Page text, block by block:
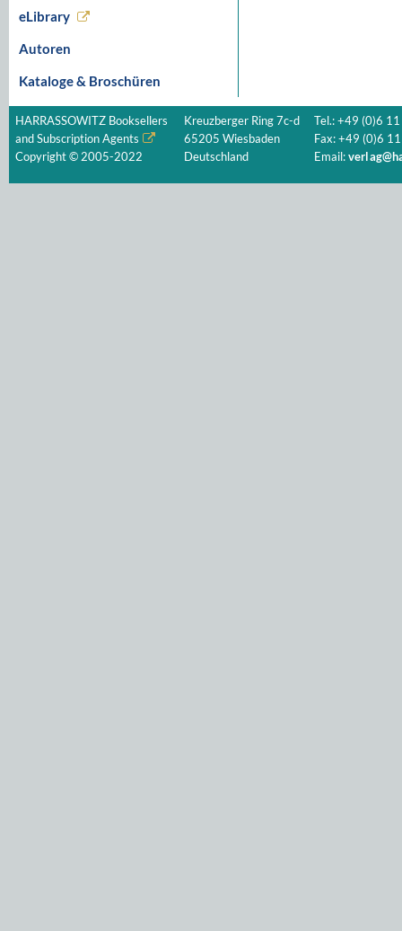
eLibrary
Autoren
Kataloge & Broschüren
HARRASSOWITZ Booksellers
and Subscription Agents
Copyright © 2005-2022
Kreuzberger Ring 7c-d
65205 Wiesbaden
Deutschland
Tel.: +49 (0)6
Fax: +49 (0)6
Email: